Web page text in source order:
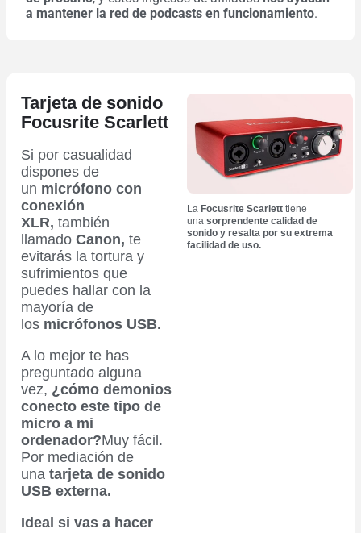
a mantener la red de podcasts en funcionamiento.
Tarjeta de sonido
Focusrite Scarlett
Si por casualidad
dispones de
un micrófono con
conexión
XLR, también
llamado Canon, te
evitarás la tortura y
sufrimientos que
puedes hallar con la
mayoría de
los micrófonos USB.
A lo mejor te has
preguntado alguna
vez, ¿cómo demonios
conecto este tipo de
micro a mi
ordenador?Muy fácil.
Por mediación de
una tarjeta de sonido
USB externa.
Ideal si vas a hacer
LaFocusrite Scarlett tiene
unasorprendente calidad de
sonido y resalta por su extrema
facilidad de uso.